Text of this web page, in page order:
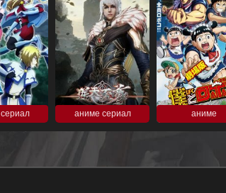
аниме сериал аниме